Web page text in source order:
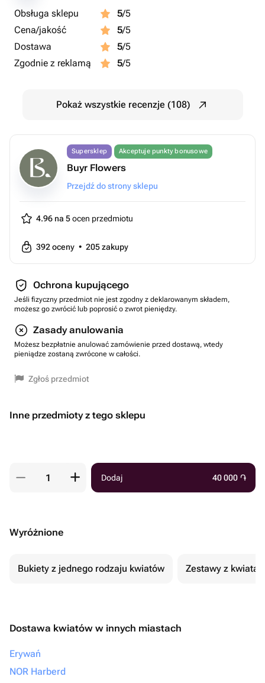
Obsługa sklepu 5/5
Cena/jakość
5/5
Dostawa
5/5
Zgodnie z reklamą
5/5
Pokaż wszystkie recenzje (108)
Supersklep Akceptuje punkty bonusowe
Buyr Flowers
Przejdź do strony sklepu
4.96 na 5ocen przedmiotu
392oceny • 205zakupy
Ochrona kupującego
Jeśli fizyczny przedmiot nie jest zgodny z deklarowanym składem,
możesz go zwrócić lub poprosić o zwrot pieniędzy.
Zasady anulowania
Możesz bezpłatnie anulować zamówienie przed dostawą, wtedy
pieniądze zostaną zwrócone w całości.
Zgłoś przedmiot
Inne przedmioty z tego sklepu
Dodaj 40 000 ֏
Wyróżnione
Bukiety z jednego rodzaju kwiatów Zestawy z
Dostawa kwiatów w innych miastach
Erywań
NOR Harberd